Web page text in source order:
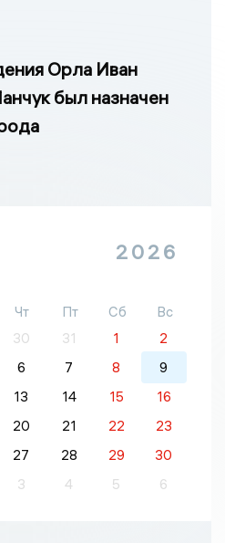
Орла Иван
был назначен
2026
Чт Пт Сб
Вс
30 31 1
2
6 7 8
9
13 14 15
16
20 21 22
23
27 28 29
30
3 4 5 6